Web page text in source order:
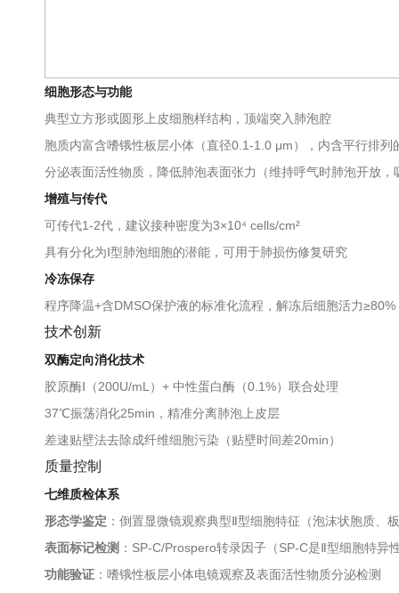
细胞形态与功能
典型立方形或圆形上皮细胞样结构，顶端突入肺泡腔
胞质内富含嗜锇性板层小体（直径0.1-1.0 μm），内含平行排列
分泌表面活性物质，降低肺泡表面张力（维持呼气时肺泡开放，
增殖与传代
可传代1-2代，建议接种密度为3×10⁴ cells/cm²
具有分化为Ⅰ型肺泡细胞的潜能，可用于肺损伤修复研究
冷冻保存
程序降温+含DMSO保护液的标准化流程，解冻后细胞活力≥80%
技术创新
双酶定向消化技术
胶原酶Ⅰ（200U/mL）+ 中性蛋白酶（0.1%）联合处理
37℃振荡消化25min，精准分离肺泡上皮层
差速贴壁法去除成纤维细胞污染（贴壁时间差20min）
质量控制
七维质检体系
形态学鉴定 ：倒置显微镜观察典型Ⅱ型细胞特征（泡沫状胞质、
表面标记检测 ：SP-C/Prospero转录因子（SP-C是Ⅱ型细胞特异
功能验证 ：嗜锇性板层小体电镜观察及表面活性物质分泌检测